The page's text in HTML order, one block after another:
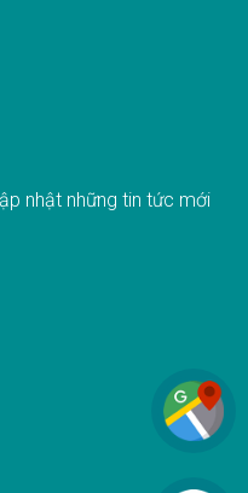
nhật những tin tức mới